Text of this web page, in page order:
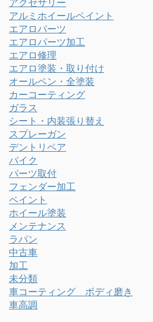
アクセサリー
アルミホイールペイント
エアロパーツ
エアロパーツ加工
エアロ修理
エアロ塗装・取り付け
オールペン・全塗装
カーコーティング
ガラス
シート・内装張り替え
スプレーガン
デントリペア
バイク
パーツ取付
フェンダー加工
ペイント
ホイール塗装
メンテナンス
ラパン
中古車
加工
未分類
車コーティング ボディ磨き
車高調